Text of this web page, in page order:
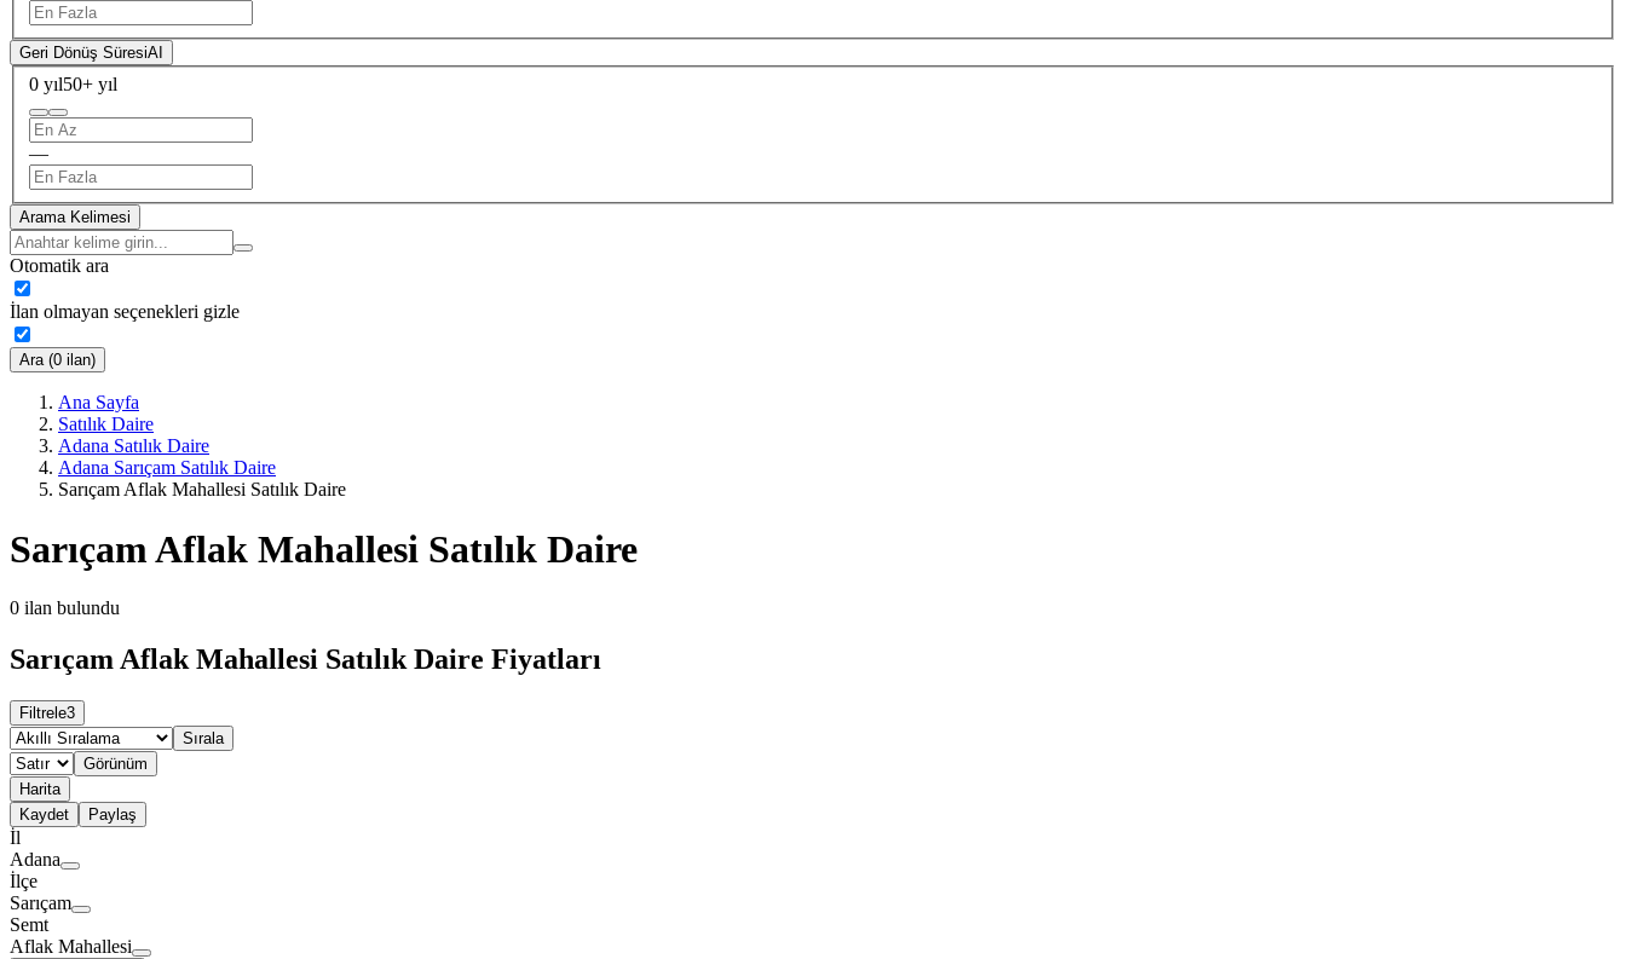
Geri Dönüş SüresiAI
0 yıl50+ yıl
—
Arama Kelimesi
Otomatik ara
İlan olmayan seçenekleri gizle
Ara (0 ilan)
Ana Sayfa
Satılık Daire
Adana Satılık Daire
Adana Sarıçam Satılık Daire
Sarıçam Aflak Mahallesi Satılık Daire
Sarıçam Aflak Mahallesi Satılık Daire
0 ilan bulundu
Sarıçam Aflak Mahallesi Satılık Daire Fiyatları
Filtrele3
Sırala
Görünüm
Harita
Kaydet
Paylaş
İl
Adana
İlçe
Sarıçam
Semt
Aflak Mahallesi